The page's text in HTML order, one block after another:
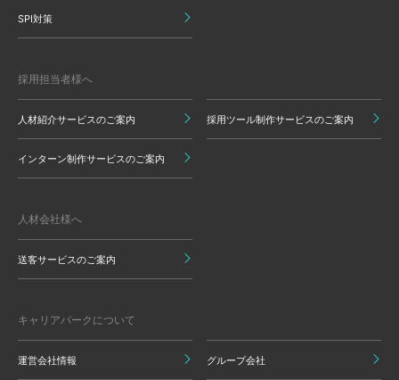
SPI対策
採用担当者様へ
人材紹介サービスのご案内 採用ツール制作サービスのご案内
インターン制作サービスのご案内
人材会社様へ
送客サービスのご案内
キャリアパークについて
運営会社情報 グループ会社